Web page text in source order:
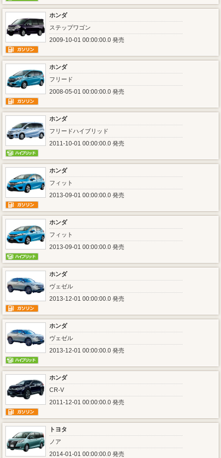
ホンダ
ステップワゴン
2009-10-01 00:00:00.0 発売
ホンダ
フリード
2008-05-01 00:00:00.0 発売
ホンダ
フリードハイブリッド
2011-10-01 00:00:00.0 発売
ホンダ
フィット
2013-09-01 00:00:00.0 発売
ホンダ
フィット
2013-09-01 00:00:00.0 発売
ホンダ
ヴェゼル
2013-12-01 00:00:00.0 発売
ホンダ
ヴェゼル
2013-12-01 00:00:00.0 発売
ホンダ
CR-V
2011-12-01 00:00:00.0 発売
トヨタ
ノア
2014-01-01 00:00:00.0 発売